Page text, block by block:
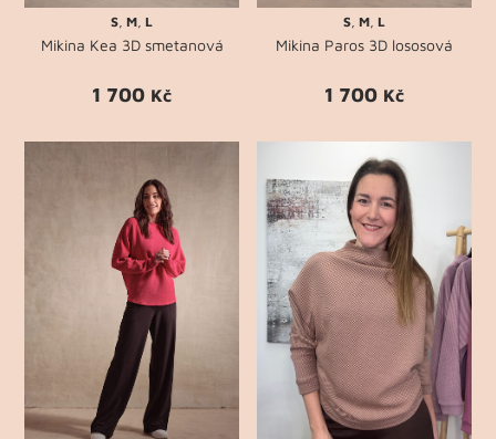
S,M,L
Mikina Kea 3D smetanová
1 700 Kč
S, M, L
Mikina Paros 3D lososová
1 700 Kč